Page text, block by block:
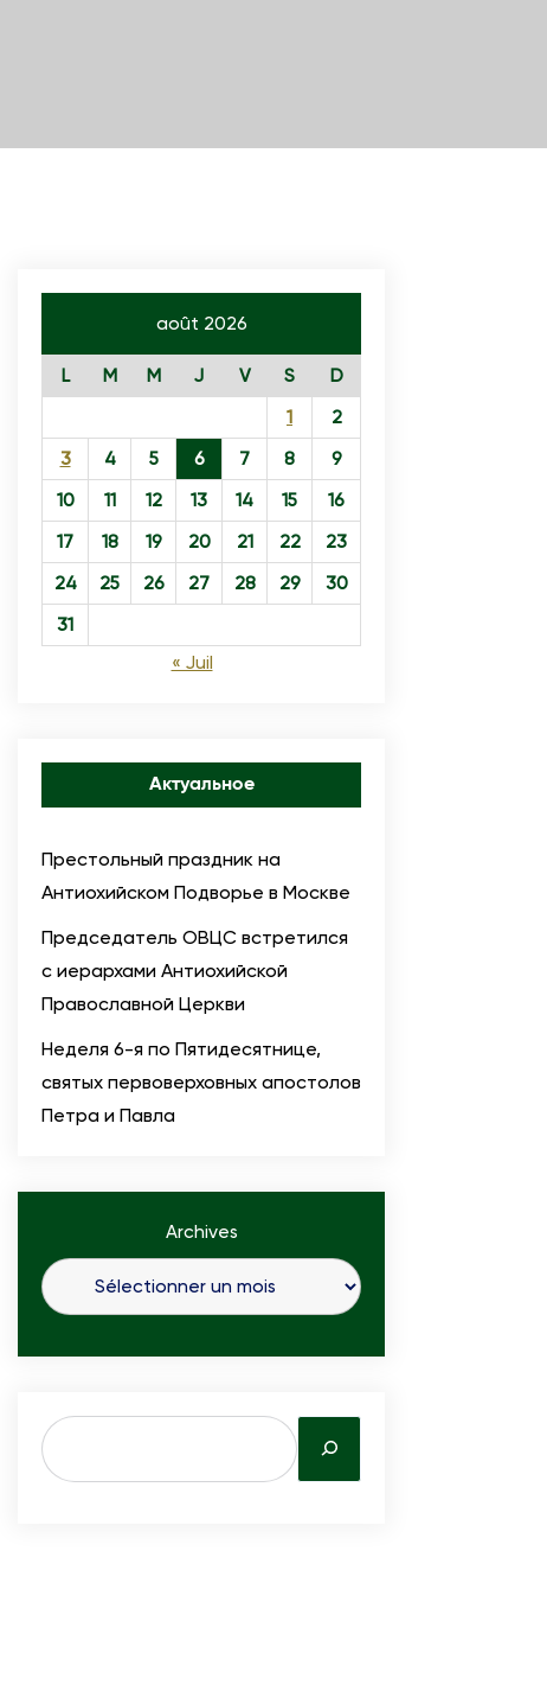
août 2026
L M M J V S
D
1
2
3
4 5 6 7 8
9
10
11 12 13 14 15
16
17
18 19 20 21 22
23
24
25 26 27 28 29
30
31
« Juil
Актуальное
Престольный праздник на
Антиохийском Подворье в Москве
Председатель ОВЦС встретился
с иерархами Антиохийской
Православной Церкви
Неделя 6-я по Пятидесятнице,
святых первоверховных апостолов
Петра и Павла
Archives
S
e